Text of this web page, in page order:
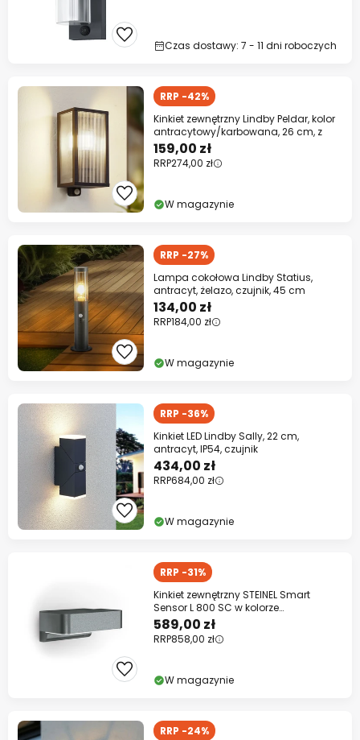
Czas dostawy: 7 - 11 dni roboczych
RRP -42%
Kinkiet zewnętrzny Lindby Peldar, kolor
antracytowy/karbowana, 26 cm, z
159,00 zł
RRP274,00 zł
W magazynie
RRP -27%
Lampa cokołowa Lindby Statius,
antracyt, żelazo, czujnik, 45 cm
134,00 zł
RRP184,00 zł
W magazynie
RRP -36%
Kinkiet LED Lindby Sally, 22 cm,
antracyt, IP54, czujnik
434,00 zł
RRP684,00 zł
W magazynie
RRP -31%
Kinkiet zewnętrzny STEINEL Smart
Sensor L 800 SC w kolorze
antracytowym
589,00 zł
RRP858,00 zł
W magazynie
RRP -24%